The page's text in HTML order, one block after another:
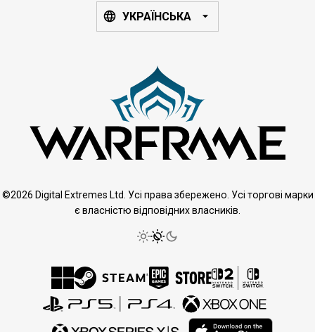
УКРАЇНСЬКА
©2026 Digital Extremes Ltd. Усі права збережено. Усі торгові марки
є власністю відповідних власників.